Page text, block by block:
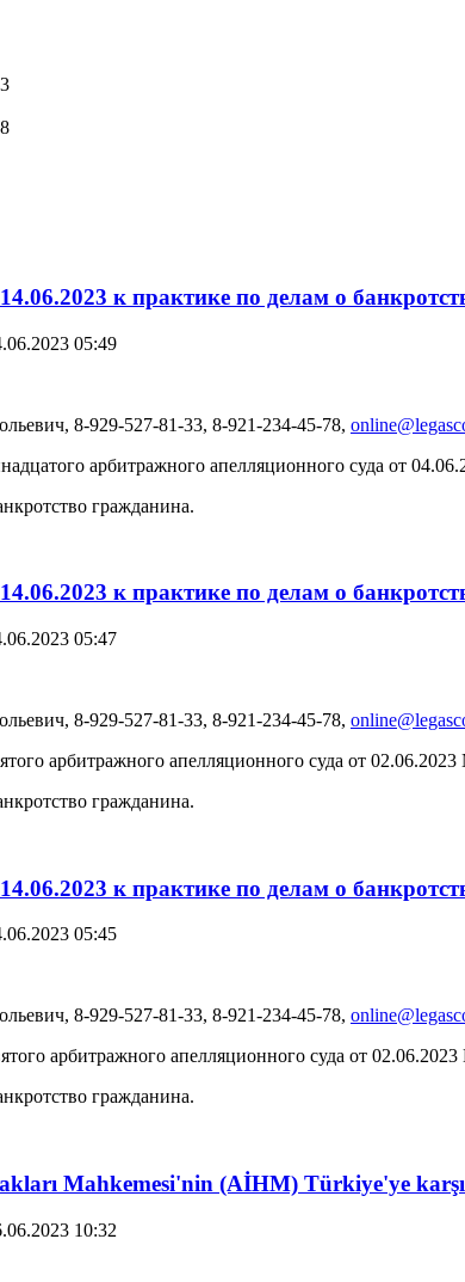
к практике по делам о
05:49
8-929-527-81-33, 8-921-234-45-78,
арбитражного апелляционного суда от
гражданина.
к практике по делам о
05:47
8-929-527-81-33, 8-921-234-45-78,
арбитражного апелляционного суда от
гражданина.
к практике по делам о
05:45
8-929-527-81-33, 8-921-234-45-78,
арбитражного апелляционного суда от
гражданина.
Mahkemesi'nin (AİHM) Türkiye'ye
10:32